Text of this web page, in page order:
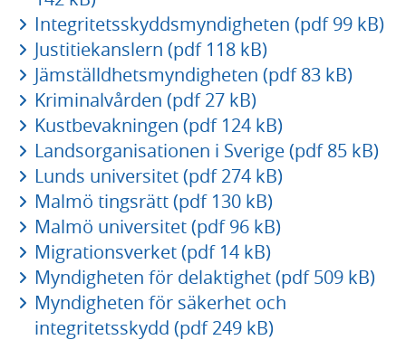
Integritetsskyddsmyndigheten (pdf 99 kB)
Justitiekanslern (pdf 118 kB)
Jämställdhetsmyndigheten (pdf 83 kB)
Kriminalvården (pdf 27 kB)
Kustbevakningen (pdf 124 kB)
Landsorganisationen i Sverige (pdf 85 kB)
Lunds universitet (pdf 274 kB)
Malmö tingsrätt (pdf 130 kB)
Malmö universitet (pdf 96 kB)
Migrationsverket (pdf 14 kB)
Myndigheten för delaktighet (pdf 509 kB)
Myndigheten för säkerhet och
integritetsskydd (pdf 249 kB)